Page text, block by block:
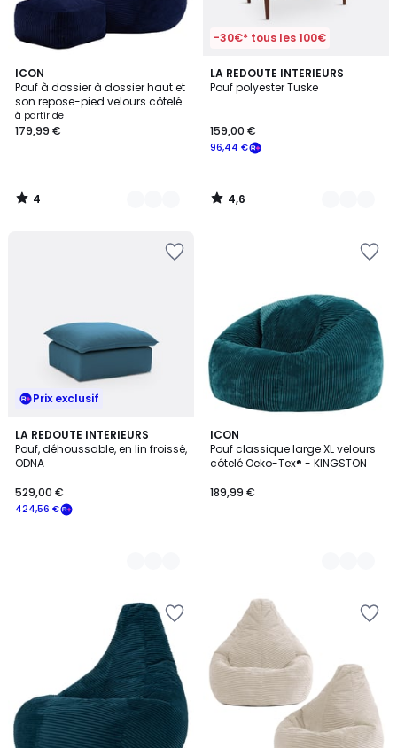
ICON
Pouf à dossier à dossier haut et
son repose-pied velours côtelé
Oeko-Tex® - DALTON
à partir de
179,99 €
4
/
5
8
Couleurs
4
/
-30€* tous les 100€
LA REDOUTE INTERIEURS
Pouf polyester Tuske
96,44 €
159,00 €
4,6
/ 5
3
Couleurs
4,6
/
Prix exclusif
LA REDOUTE INTERIEURS
Pouf, déhoussable, en lin froissé,
ODNA
424,56 €
529,00 €
8
Couleurs
ICON
Pouf classique large XL velours
côtelé Oeko-Tex® - KINGSTON
189,99 €
3
Couleurs